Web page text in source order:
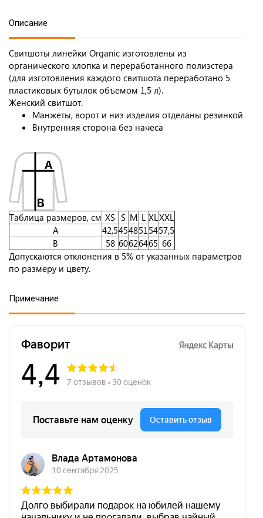
Описание
Свитшоты линейки Organic изготовлены из
органического хлопка и переработанного полиэстера
(для изготовления каждого свитшота переработано 5
пластиковых бутылок объемом 1,5 л).
Женский свитшот.
Манжеты, ворот и низ изделия отделаны резинкой
Внутренняя сторона без начеса
Таблица размеров, см XS S M L XLXXL
A
42,54548515457,5
B
58 60626465 66
Допускаются отклонения в 5% от указанных параметров
по размеру и цвету.
Примечание